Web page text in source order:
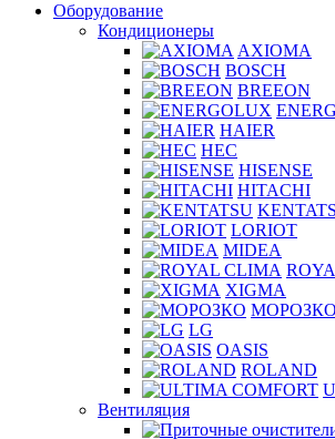
Оборудование
Кондиционеры
AXIOMA
BOSCH
BREEON
HAIER
HEC
HISENSE
HITACHI
LORIOT
MIDEA
XIGMA
МОРОЗКО
LG
OASIS
ROLAND
Вентиляция